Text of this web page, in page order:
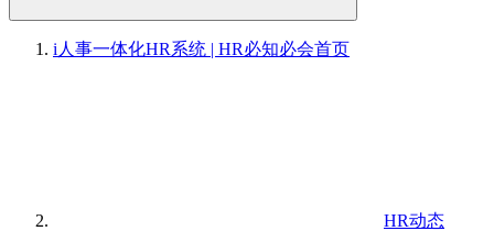
i人事一体化HR系统 | HR必知必会首页
HR动态